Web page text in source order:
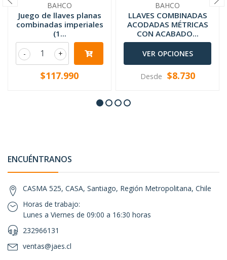
BAHCO
Juego de llaves planas
combinadas imperiales
(1...
+
-
$117.990
BAHCO
LLAVES COMBINADAS
ACODADAS MÉTRICAS
CON ACABADO...
VER OPCIONES
Desde $8.730
ENCUÉNTRANOS
CASMA 525, CASA, Santiago, Región Metropolitana, Chile
Horas de trabajo:
Lunes a Viernes de 09:00 a 16:30 horas
232966131
ventas@jaes.cl